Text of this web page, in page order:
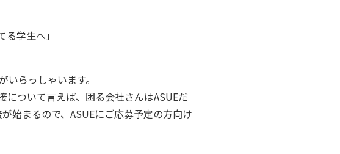
学生へ」
らっしゃいます。
ついて言えば、困る会社さんはASUEだ
始まるので、ASUEにご応募予定の方向け